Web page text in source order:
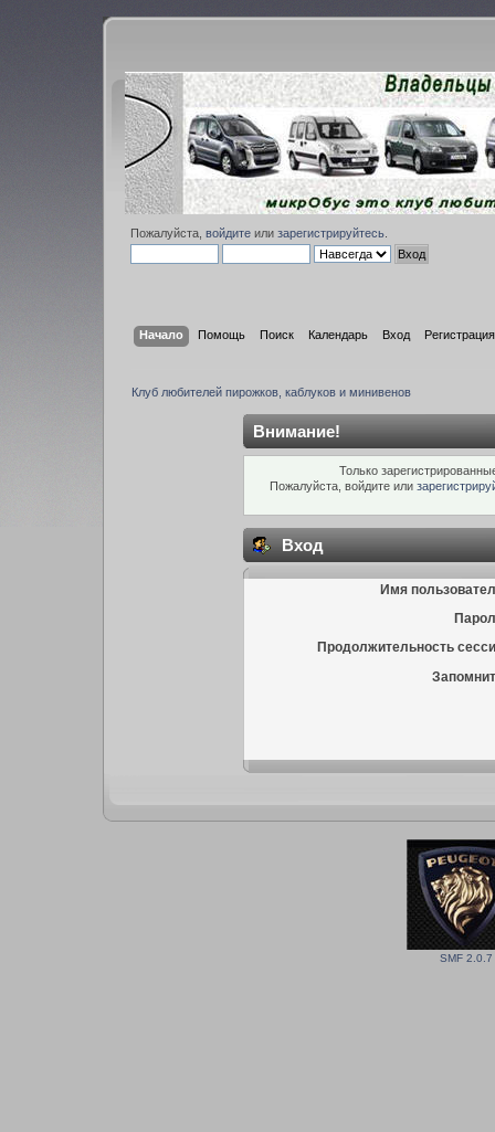
Пожалуйста,войдите илизарегистрируйтесь
Начало Помощь Поиск Календарь Вход Регистрация
Клуб любителей пирожков, каблуков и минивенов
Внимание!
Только
Пожалуйста, войдите или
Вход
Имя
Продолжительность
SMF 2.0.7